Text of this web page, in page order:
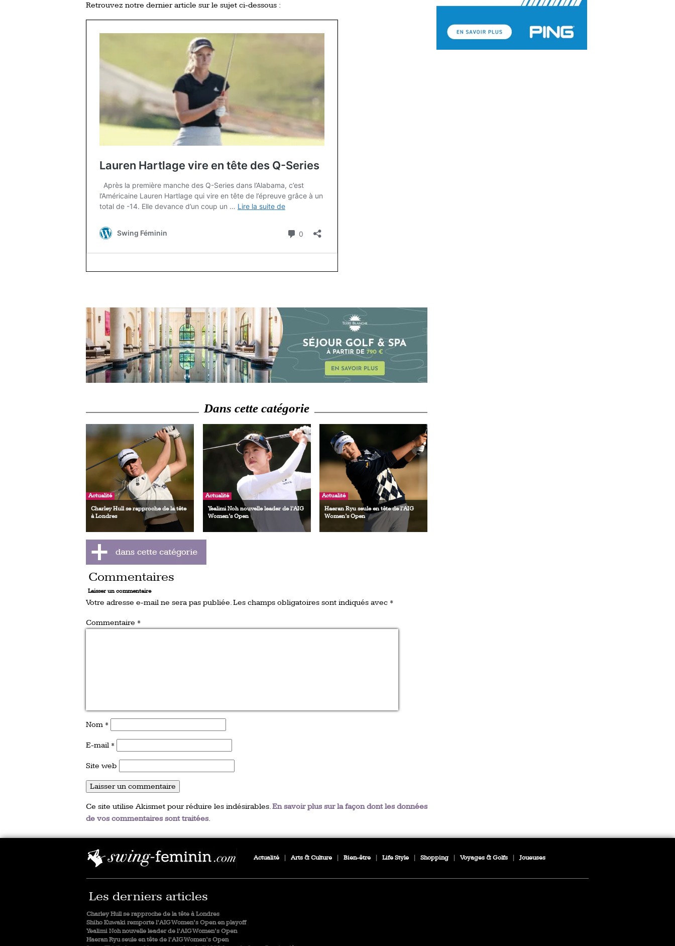
Retrouvez notre dernier article sur le sujet ci-dessous :
Dans cette catégorie
Actualité
Charley Hull se rapproche de la tête
à Londres
Actualité
Yealimi Noh nouvelle leader de l’AIG
Women’s Open
Actualité
Haeran Ryu seule en tête de l’AIG
Women’s Open
Commentaires
Laisser un commentaire
Votre adresse e-mail ne sera pas publiée.Les champs obligatoires sont indiqués avec *
Commentaire *
Nom *
E-mail *
Site web
Ce site utilise Akismet pour réduire les indésirables.En savoir plus sur la façon dont les données
de vos commentaires sont traitées.
Chypre
Actualité Arts & Culture Bien-être Life Style Shopping Voyages & Golfs Joueuses
Les derniers articles
Charley Hull se rapproche de la tête à Londres
Shiho Kuwaki remporte l’AIG Women’s Open en playoff
Yealimi Noh nouvelle leader de l’AIG Women’s Open
Haeran Ryu seule en tête de l’AIG Women’s Open